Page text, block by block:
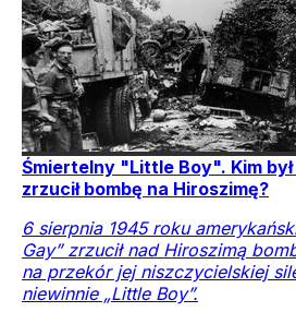
Śmiertelny "Little Boy". Kim
zrzucił bombę na Hiroszimę?
6 sierpnia 1945 roku
Gay” zrzucił nad Hiroszimą
na przekór jej niszczycielskiej
niewinnie „Little Boy”.